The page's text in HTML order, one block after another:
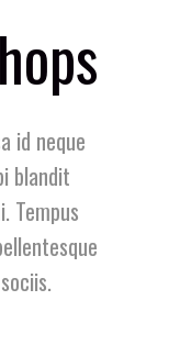
id neque
blandit
Tempus